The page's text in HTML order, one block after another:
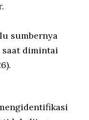
sumbernya
saat dimintai